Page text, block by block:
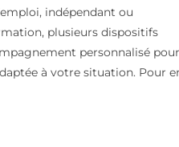
indépendant ou
plusieurs dispositifs
personnalisé pour
à votre situation. Pour